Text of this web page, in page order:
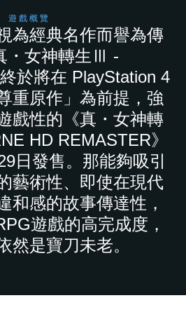
遊戲概覽
為經典名作而譽為傳
・女神轉生Ⅲ -
於將在 PlayStation 4
重原作」為前提，強
戲性的《真・女神轉
HD REMASTER》
日發售。那能夠吸引
藝術性、即使在現代
和感的故事傳達性，
遊戲的高完成度，
然是寶刀未老。